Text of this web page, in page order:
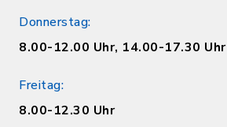
Donnerstag:
8.00-12.00 Uhr, 14.00-17.30 Uhr
Freitag:
8.00-12.30 Uhr